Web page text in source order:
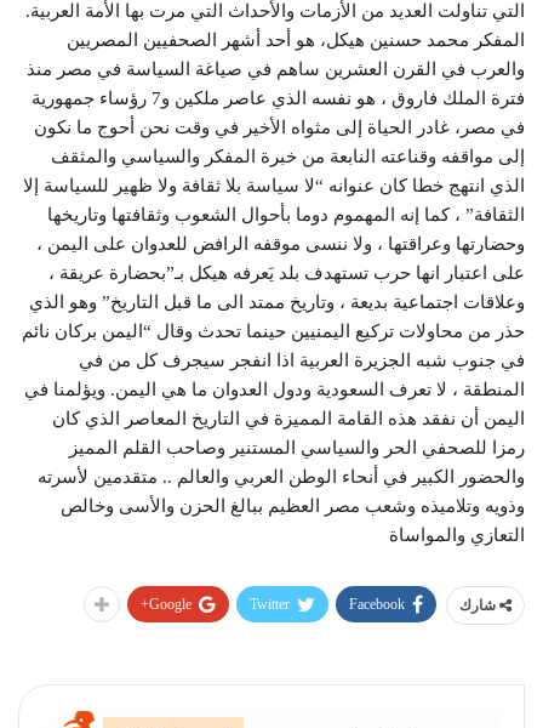
التي تناولت العديد من الأزمات والأحداث التي مرت بها الأمة العربية.
المفكر محمد حسنين هيكل، هو أحد أشهر الصحفيين المصريين
والعرب في القرن العشرين ساهم في صياغة السياسة في مصر منذ
فترة الملك فاروق ، هو نفسه الذي عاصر ملكين و7 رؤساء جمهورية
في مصر، غادر الحياة إلى مثواه الأخير في وقت نحن أحوج ما نكون
إلى مواقفه وقناعته النابعة من خبرة المفكر والسياسي والمثقف
الذي انتهج خطا كان عنوانه “لا سياسة بلا ثقافة ولا ظهير للسياسة إلا
الثقافة” ، كما إنه المهموم دوما بأحوال الشعوب وثقافتها وتاريخها
وحضارتها وعراقتها ، ولا ننسى موقفه الرافض للعدوان على اليمن ،
على اعتبار انها حرب تستهدف بلد يَعرفه هيكل بـ”بحضارة عريقة ،
وعلاقات اجتماعية بديعة ، وتاريخ ممتد الى ما قبل التاريخ” وهو الذي
حذر من محاولات تركيع اليمنيين حينما تحدث وقال “اليمن بركان نائم
في جنوب شبه الجزيرة العربية اذا انفجر سيجرف كل من في
المنطقة ، لا تعرف السعودية ودول العدوان ما هي اليمن. ويؤلمنا في
اليمن أن نفقد هذه القامة المميزة في التاريخ المعاصر الذي كان
رمزا للصحفي الحر والسياسي المستنير وصاحب القلم المميز
والحضور الكبير في أنحاء الوطن العربي والعالم .. متقدمين لأسرته
وذويه وتلاميذه وشعب مصر العظيم ببالغ الحزن والأسى وخالص
التعازي والمواساة
شارك Facebook
Twitter
Google+